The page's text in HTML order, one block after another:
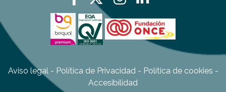
Aviso legal - Política de Privacidad - Política de cookies -
Accesibilidad